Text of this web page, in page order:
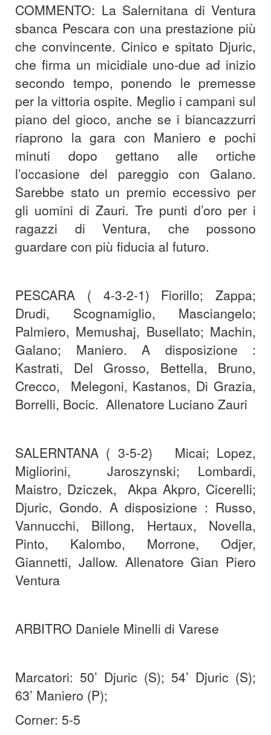
COMMENTO: La Salernitana di Ventura
sbanca Pescara con una prestazione più
che convincente. Cinico e spitato Djuric,
che firma un micidiale uno-due ad inizio
secondo tempo, ponendo le premesse
per la vittoria ospite. Meglio i campani sul
piano del gioco, anche se i biancazzurri
riaprono la gara con Maniero e pochi
minuti dopo gettano alle ortiche
l’occasione del pareggio con Galano.
Sarebbe stato un premio eccessivo per
gli uomini di Zauri. Tre punti d’oro per i
ragazzi di Ventura, che possono
guardare con più fiducia al futuro.
PESCARA ( 4-3-2-1) Fiorillo; Zappa;
Drudi, Scognamiglio, Masciangelo;
Palmiero, Memushaj, Busellato; Machin,
Galano; Maniero. A disposizione :
Kastrati, Del Grosso, Bettella, Bruno,
Crecco, Melegoni, Kastanos, Di Grazia,
Borrelli, Bocic. Allenatore Luciano Zauri
SALERNTANA ( 3-5-2) Micai; Lopez,
Migliorini, Jaroszynski; Lombardi,
Maistro, Dziczek, Akpa Akpro, Cicerelli;
Djuric, Gondo. A disposizione : Russo,
Vannucchi, Billong, Hertaux, Novella,
Pinto, Kalombo, Morrone, Odjer,
Giannetti, Jallow. Allenatore Gian Piero
Ventura
ARBITRO Daniele Minelli di Varese
Marcatori: 50’ Djuric (S); 54’ Djuric (S);
63’ Maniero (P);
Corner: 5-5